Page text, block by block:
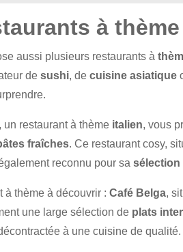
à
aussi plusieurs restaurants à
desushi, decuisine asiatique
, un restaurant à thème italien, vous
fraîches. Ce restaurant cosy,
reconnu pour sasélection
à thème à découvrir :Café Belga,
une large sélection de plats
à une cuisine de qualité.